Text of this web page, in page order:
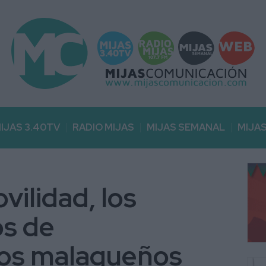
3.40TV RADIO MIJAS MIJAS SEMANAL
los
de
malagueños